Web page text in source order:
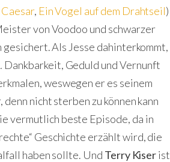
, Ein Vogel auf dem Drahtseil)
von Voodoo und schwarzer
Als Jesse dahinterkommt,
Dankbarkeit, Geduld und Vernunft
weswegen er es seinem
nicht sterben zu können kann
vermutlich beste Episode, da in
Geschichte erzählt wird, die
haben sollte. Und Terry Kiserist